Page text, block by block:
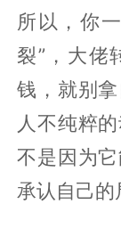
所以，你
裂”，大佬
钱，就别
人不纯粹
不是因为
承认自己的